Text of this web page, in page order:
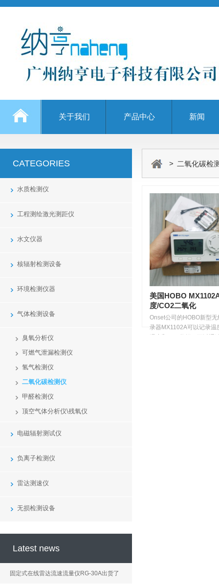
关于我们 产品中心 新闻
CATEGORIES
水质检测仪
工程测绘激光测距仪
水文仪器
核辐射检测设备
环境检测仪器
气体检测设备
臭氧分析仪
可燃气泄漏检测仪
氢气检测仪
二氧化碳检测仪
甲醛检测仪
顶空气体分析仪\残氧仪
电磁辐射测试仪
负离子检测仪
雷达测速仪
无损检测设备
Latest news
固定式在线雷达流速流量仪RG-30A出货了
> 二氧化碳检
美国HOBO
度/CO2二氧化
Onset公司的HOBO新型
录器MX1102A可以记录温